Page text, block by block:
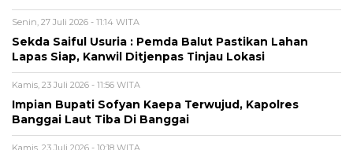
Senin, 27 Juli 2026 - 11:14 WITA
Sekda Saiful Usuria : Pemda Balut Pastikan Lahan
Lapas Siap, Kanwil Ditjenpas Tinjau Lokasi
Kamis, 23 Juli 2026 - 11:56 WITA
Impian Bupati Sofyan Kaepa Terwujud, Kapolres
Banggai Laut Tiba Di Banggai